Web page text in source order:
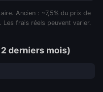
Ancien : ~7,5% du prix de
frais réels peuvent varier.
derniers mois)